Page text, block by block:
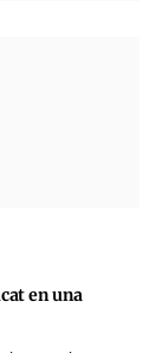
en una